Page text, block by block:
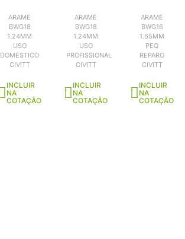
ARAME
BWG18
1.24MM
USO
DOMESTICO
CIVITT
INCLUIR
NA
COTAÇÃO
ARAME
BWG18
1.24MM
USO
PROFISSIONAL
CIVITT
INCLUIR
NA
COTAÇÃO
ARAME
BWG16
1.65MM
PEQ
REPARO
CIVITT
INCLUIR
NA
COTAÇÃO